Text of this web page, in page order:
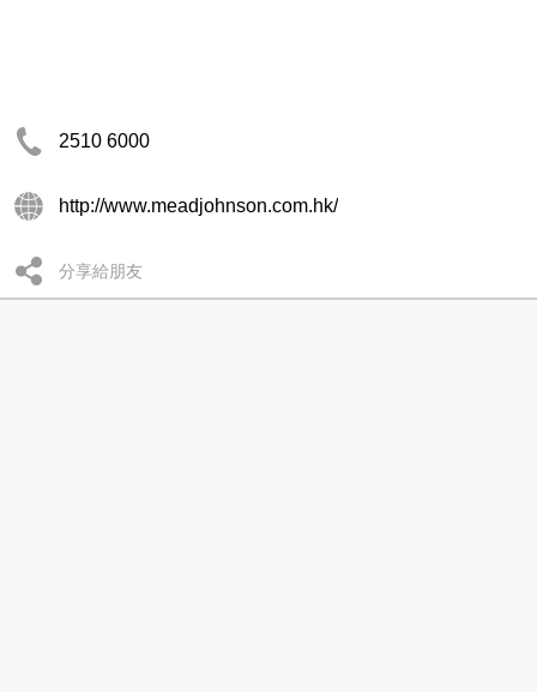
2510 6000
http://www.meadjohnson.com.hk/
分享給朋友